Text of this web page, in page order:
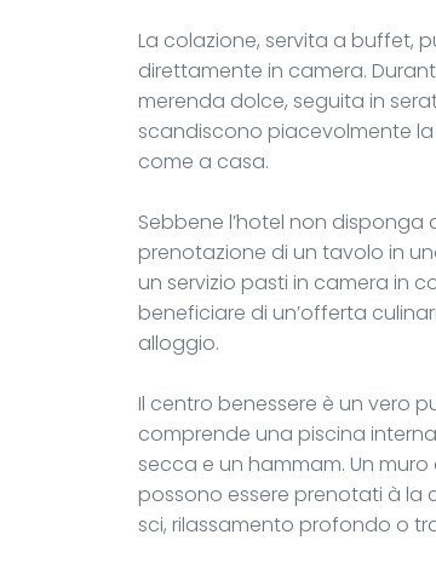
La colazione, servita a buffet,
direttamente in camera.
merenda dolce, seguita in
scandiscono piacevolmente
come a casa.
Sebbene l’hotel non disponga
prenotazione di un tavolo in
un servizio pasti in camera in
beneficiare di un’offerta
alloggio.
Il centro benessere è un vero
comprende una piscina
secca e un hammam. Un
possono essere prenotati à la
sci, rilassamento profondo o